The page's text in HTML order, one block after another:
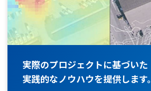
実際のプロジェクトに基づいた
実践的なノウハウを提供します。